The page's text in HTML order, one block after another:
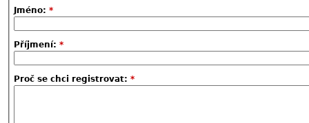
Jméno: *
Příjmení: *
Proč se chci registrovat: *